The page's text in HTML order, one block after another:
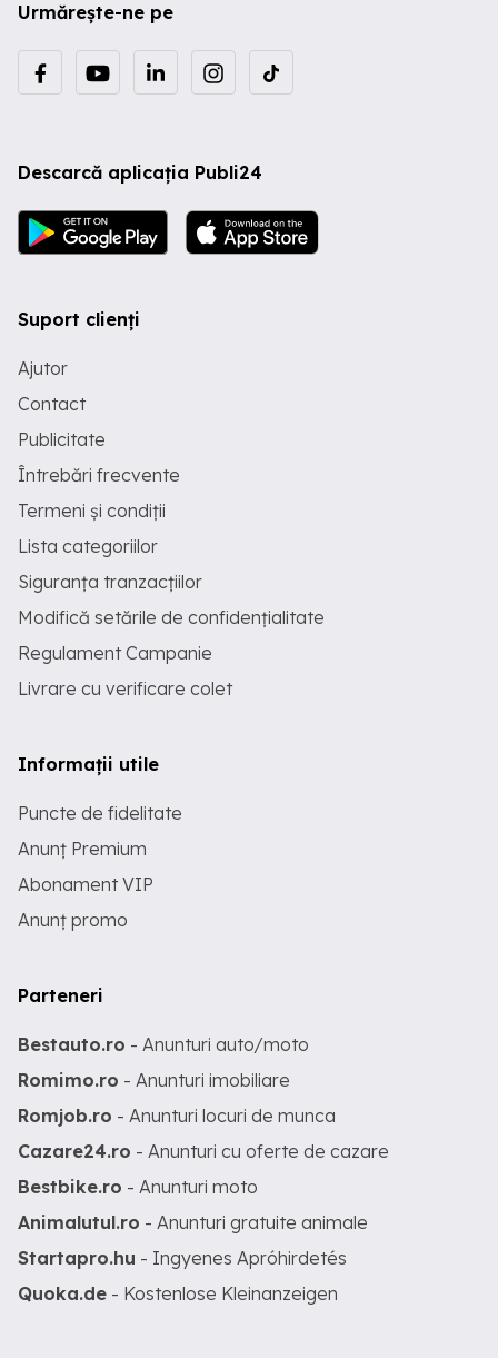
Urmărește-ne pe
Descarcă aplicația Publi24
Suport clienți
Ajutor
Contact
Publicitate
Întrebări frecvente
Termeni și condiții
Lista categoriilor
Siguranța tranzacțiilor
Modifică setările de confidențialitate
Regulament Campanie
Livrare cu verificare colet
Informații utile
Puncte de fidelitate
Anunț Premium
Abonament VIP
Anunț promo
Parteneri
Bestauto.ro - Anunturi auto/moto
Romimo.ro - Anunturi imobiliare
Romjob.ro - Anunturi locuri de munca
Cazare24.ro - Anunturi cu oferte de cazare
Bestbike.ro - Anunturi moto
Animalutul.ro - Anunturi gratuite animale
Startapro.hu - Ingyenes Apróhirdetés
Quoka.de - Kostenlose Kleinanzeigen